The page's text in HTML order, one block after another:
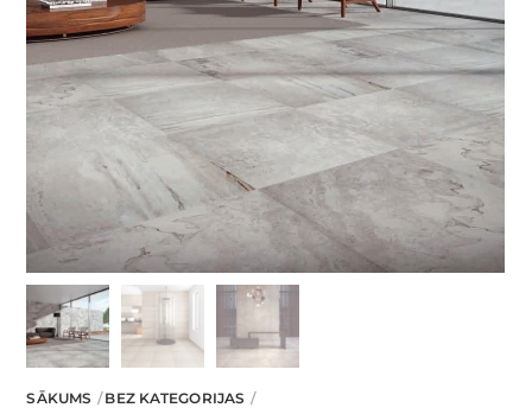
SĀKUMS BEZ KATEGORIJAS